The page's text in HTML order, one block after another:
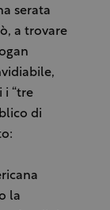
serata
a trovare
i “tre
di
la